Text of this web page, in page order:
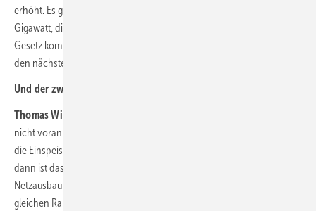
erhöht. Es gibt den angekündigten Ausbaubooster, die zusätzlichen
Gigawatt, die im Gespräch sind – wichtig wäre, dass die auch ins
Gesetz kommen. Wir haben jetzt die Gelegenheit, die Energiewende in
den nächsten Jahren noch einmal richtig nach vorne zu bringen.
Und der zweite Schritt?
Thomas Winkler:
nicht voranbringen und stattdessen den Fokus zu stark darauf legen,
die Einspeisung zu steuern oder auf neue Gaskraftwerke zu setzen,
dann ist das nicht die Lösung. Spitzenkappung allein hilft nicht – der
Netzausbau muss Schritt halten. Man müsste für den Netzbereich die
gleichen Rahmenbedingungen schaffen wie damals beim Wind: